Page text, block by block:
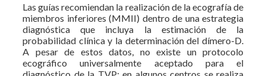
Las guías recomiendan la realización de la ecografía de
miembros inferiores (MMII) dentro de una estrategia
diagnóstica que incluya la estimación de la
probabilidad clínica y la determinación del dímero-D.
A pesar de estos datos, no existe un protocolo
ecográfico universalmente aceptado para el